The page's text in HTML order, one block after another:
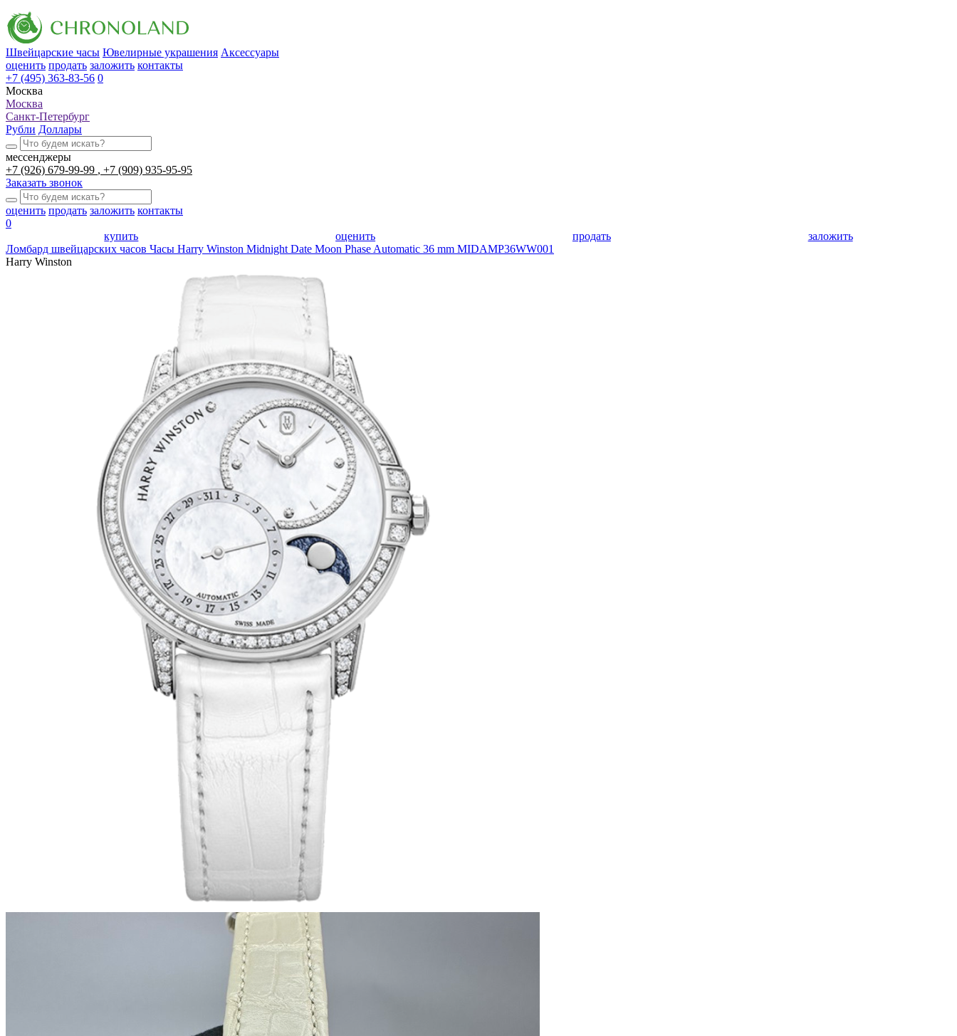
Швейцарские часы Ювелирные украшения Аксессуары
оценить продать заложить контакты
+7 (495) 363-83-56 0
Москва
Москва
Санкт-Петербург
Рубли Доллары
мессенджеры
+7 (926) 679-99-99
+7 (909) 935-95-95
Заказать звонок
оценить продать заложить контакты
0
купить
оценить продать
заложить
Ломбард швейцарских часов Часы Harry Winston Midnight Date Moon Phase Automatic 36 mm MIDAMP36WW001
Harry Winston